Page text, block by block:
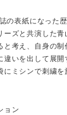
の表紙になった
ーズと共演した
と考え、自身の
いを出して展開
にミシンで刺繍
ョン